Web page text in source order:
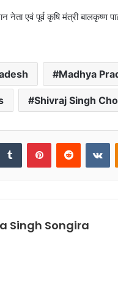
एवं पूर्व कृषि मंत्री बालकृष्ण
Madhya
Shivraj Singh
Tumblr PinterestReddit
Singh Songira